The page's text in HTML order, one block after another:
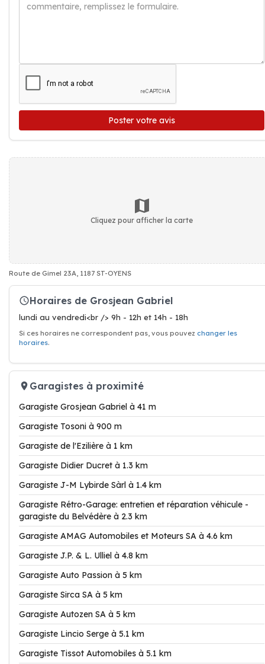
Poster votre avis
Cliquez pour afficher la carte
Route de Gimel 23A, 1187 ST-OYENS
Horaires de Grosjean Gabriel
lundi au vendredi<br /> 9h - 12h et 14h - 18h
Si ces horaires ne correspondent pas, vous pouvez changer les
horaires.
Garagistes à proximité
Garagiste Grosjean Gabriel à 41 m
Garagiste Tosoni à 900 m
Garagiste de l'Ezilière à 1 km
Garagiste Didier Ducret à 1.3 km
Garagiste J-M Lybirde Sàrl à 1.4 km
Garagiste Rétro-Garage: entretien et réparation véhicule -
garagiste du Belvédère à 2.3 km
Garagiste AMAG Automobiles et Moteurs SA à 4.6 km
Garagiste J.P. & L. Ulliel à 4.8 km
Garagiste Auto Passion à 5 km
Garagiste Sirca SA à 5 km
Garagiste Autozen SA à 5 km
Garagiste Lincio Serge à 5.1 km
Garagiste Tissot Automobiles à 5.1 km